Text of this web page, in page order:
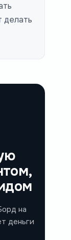
делать
на
деньги